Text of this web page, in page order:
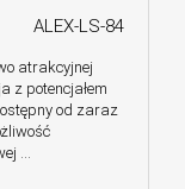
ALEX-LS-84
atrakcyjnej
z potencjałem
od zaraz
...